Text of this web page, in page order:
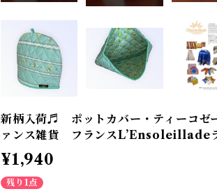
新柄入荷♬ ポットカバー・ティーコ
ァンス雑貨 フランスL’Ensoleillade
¥1,940
残り1点